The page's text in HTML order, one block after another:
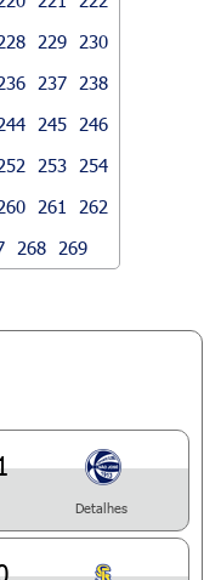
229
230
237
238
245
246
253
254
261
262
268 269
Detalhes